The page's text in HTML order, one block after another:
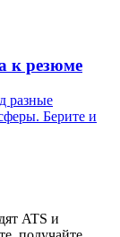
к резюме
разные
Берите и
ATS и